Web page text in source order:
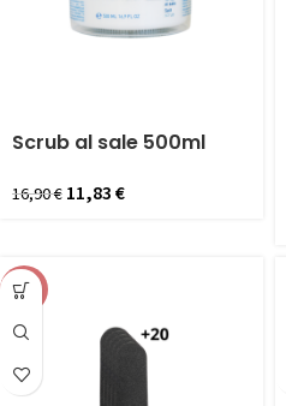
Scrub al sale 500ml
16,90€11,83€
-20%